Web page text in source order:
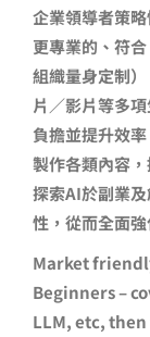
企業領導者策
更專業的、符
組織量身定制
片／影片等多
負擔並提升效
製作各類內容
探索AI於副業
性，從而全面
Market
Beginners –
LLM, etc,